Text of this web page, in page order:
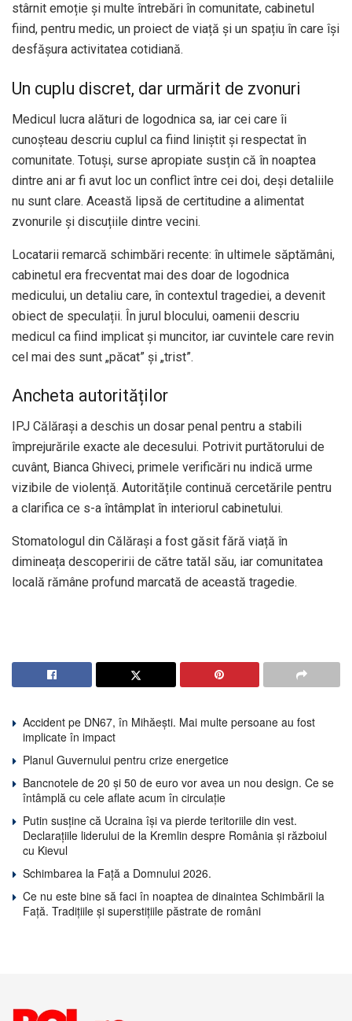
stârnit emoție și multe întrebări în comunitate, cabinetul
fiind, pentru medic, un proiect de viață și un spațiu în care își
desfășura activitatea cotidiană.
Un cuplu discret, dar urmărit de zvonuri
Medicul lucra alături de logodnica sa, iar cei care îi
cunoșteau descriu cuplul ca fiind liniștit și respectat în
comunitate. Totuși, surse apropiate susțin că în noaptea
dintre ani ar fi avut loc un conflict între cei doi, deși detaliile
nu sunt clare. Această lipsă de certitudine a alimentat
zvonurile și discuțiile dintre vecini.
Locatarii remarcă schimbări recente: în ultimele săptămâni,
cabinetul era frecventat mai des doar de logodnica
medicului, un detaliu care, în contextul tragediei, a devenit
obiect de speculații. În jurul blocului, oamenii descriu
medicul ca fiind implicat și muncitor, iar cuvintele care revin
cel mai des sunt „păcat” și „trist”.
Ancheta autorităților
IPJ Călărași a deschis un dosar penal pentru a stabili
împrejurările exacte ale decesului. Potrivit purtătorului de
cuvânt, Bianca Ghiveci, primele verificări nu indică urme
vizibile de violență. Autoritățile continuă cercetările pentru
a clarifica ce s-a întâmplat în interiorul cabinetului.
Stomatologul din Călărași a fost găsit fără viață în
dimineața descoperirii de către tatăl său, iar comunitatea
locală rămâne profund marcată de această tragedie.
Accident pe DN67, în Mihăești. Mai multe persoane au fost
implicate în impact
Planul Guvernului pentru crize energetice
Bancnotele de 20 și 50 de euro vor avea un nou design. Ce se
întâmplă cu cele aflate acum în circulație
Putin susține că Ucraina își va pierde teritoriile din vest.
Declarațiile liderului de la Kremlin despre România și războiul
cu Kievul
Schimbarea la Față a Domnului 2026.
Ce nu este bine să faci în noaptea de dinaintea Schimbării la
Față. Tradițiile și superstițiile păstrate de români